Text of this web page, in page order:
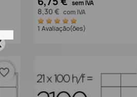
sem IVA
8,30 € com IVA
1 Avaliação(ões)